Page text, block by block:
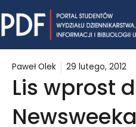
to
content
Paweł Olek 29 lutego, 2012
Lis wprost
Newsweeka